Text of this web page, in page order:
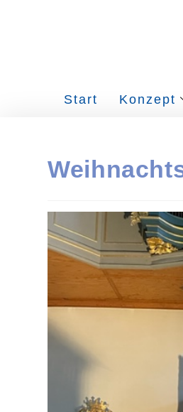
Start Konzept